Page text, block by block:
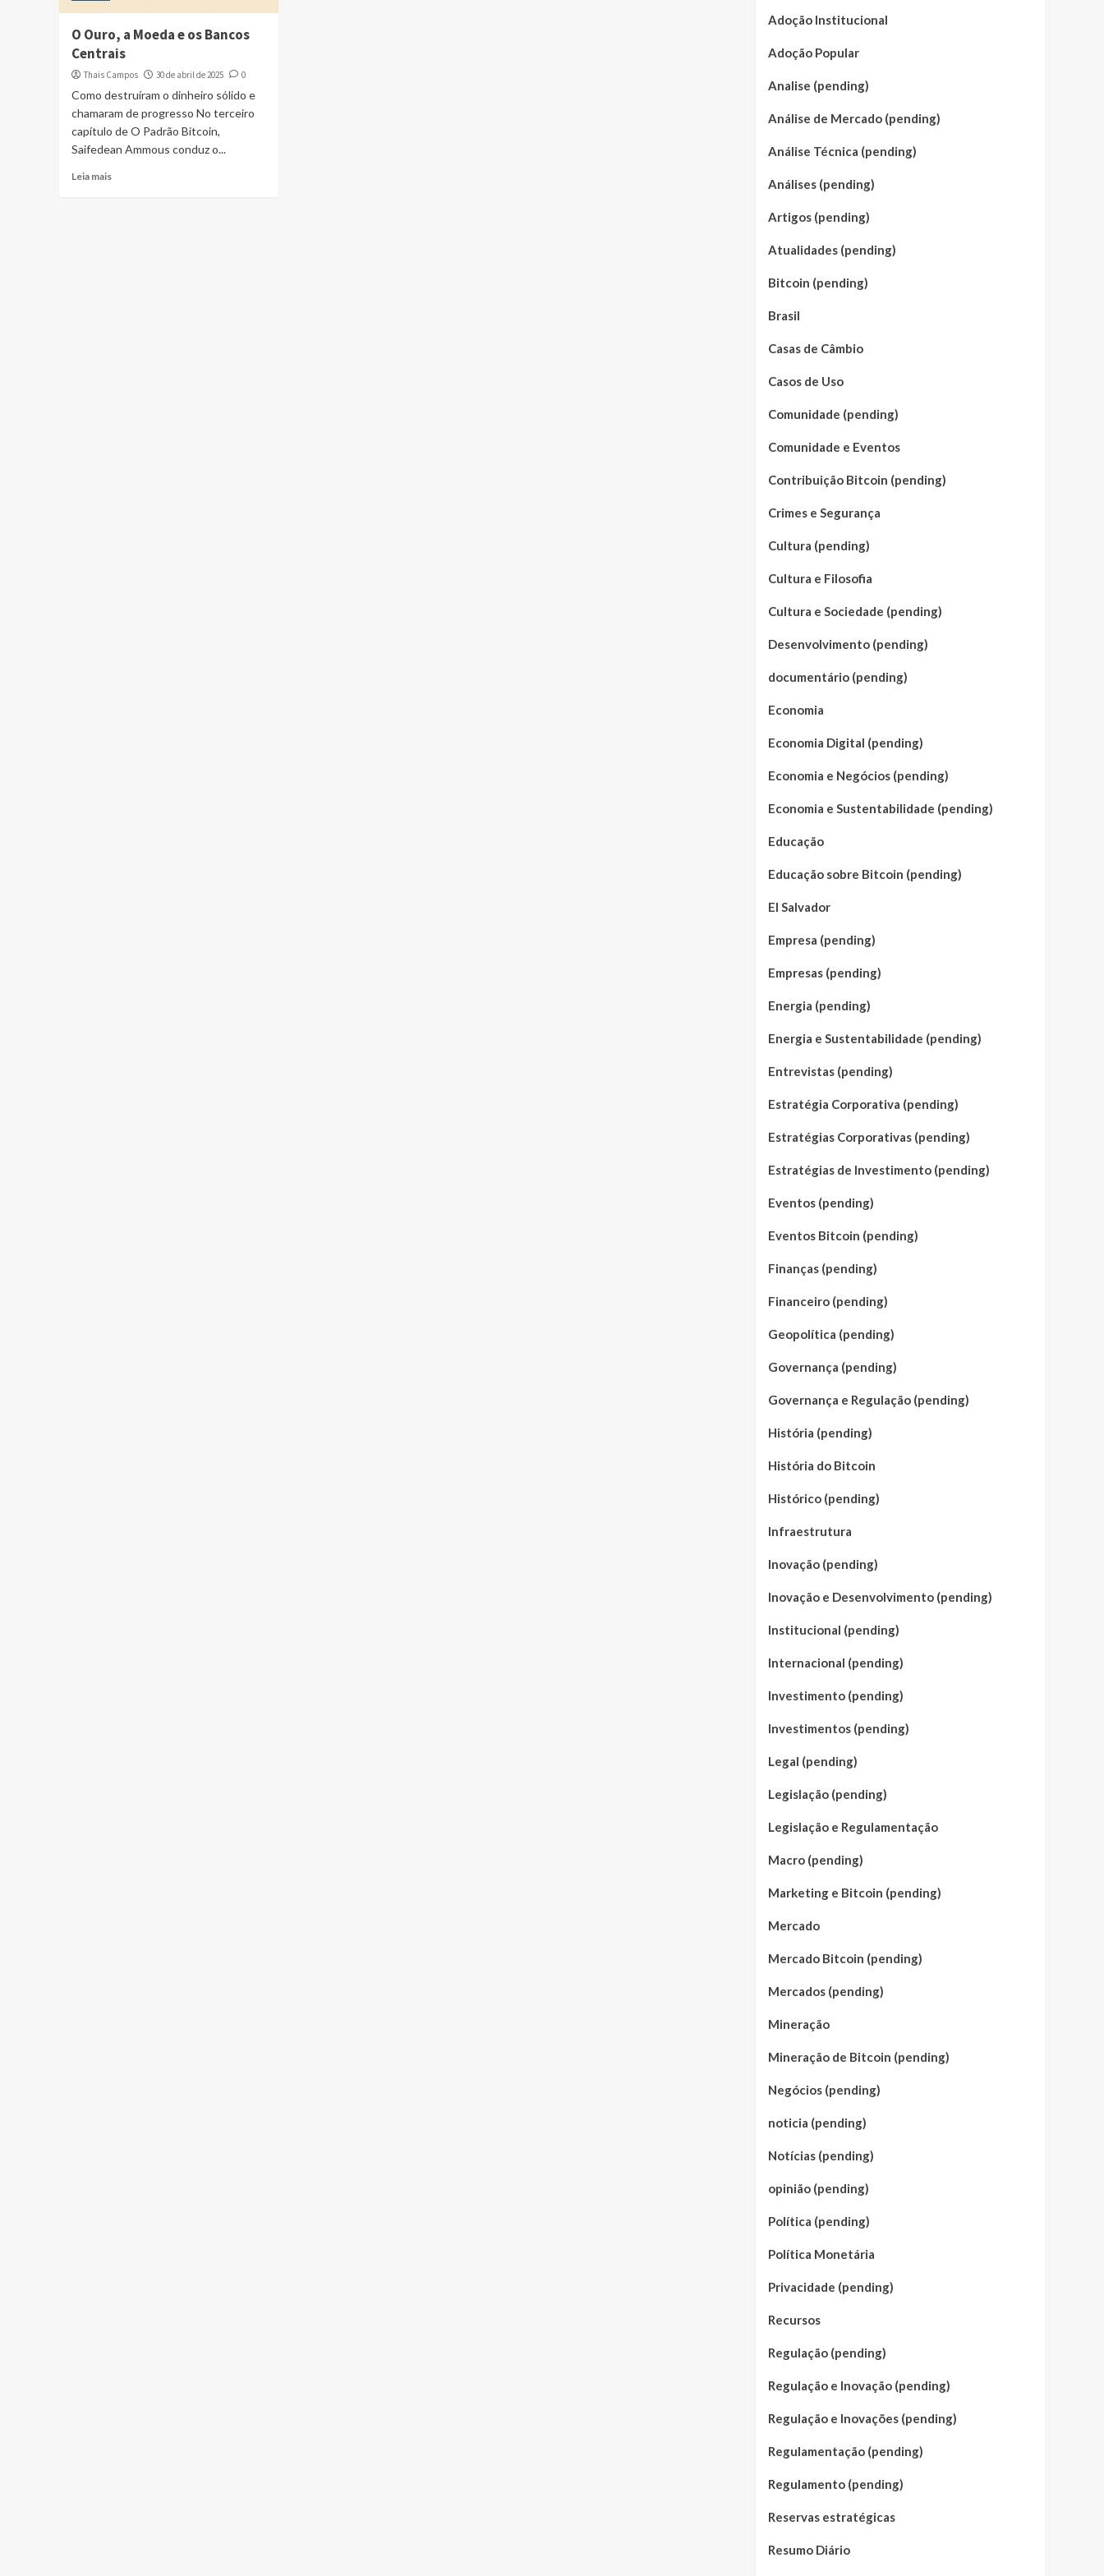
O Ouro, a Moeda e os Bancos
Centrais
Thais Campos 30 de abril de 2025 0
Como destruíram o dinheiro sólido e
chamaram de progresso No terceiro
capítulo de O Padrão Bitcoin,
Saifedean Ammous conduz o...
Leia mais
Adoção Institucional
Adoção Popular
Analise (pending)
Análise de Mercado (pending)
Análise Técnica (pending)
Análises (pending)
Artigos (pending)
Atualidades (pending)
Bitcoin (pending)
Brasil
Casas de Câmbio
Casos de Uso
Comunidade (pending)
Comunidade e Eventos
Contribuição Bitcoin (pending)
Crimes e Segurança
Cultura (pending)
Cultura e Filosofia
Cultura e Sociedade (pending)
Desenvolvimento (pending)
documentário (pending)
Economia
Economia Digital (pending)
Economia e Negócios (pending)
Economia e Sustentabilidade (pending)
Educação
Educação sobre Bitcoin (pending)
El Salvador
Empresa (pending)
Empresas (pending)
Energia (pending)
Energia e Sustentabilidade (pending)
Entrevistas (pending)
Estratégia Corporativa (pending)
Estratégias Corporativas (pending)
Estratégias de Investimento (pending)
Eventos (pending)
Eventos Bitcoin (pending)
Finanças (pending)
Financeiro (pending)
Geopolítica (pending)
Governança (pending)
Governança e Regulação (pending)
História (pending)
História do Bitcoin
Histórico (pending)
Infraestrutura
Inovação (pending)
Inovação e Desenvolvimento (pending)
Institucional (pending)
Internacional (pending)
Investimento (pending)
Investimentos (pending)
Legal (pending)
Legislação (pending)
Legislação e Regulamentação
Macro (pending)
Marketing e Bitcoin (pending)
Mercado
Mercado Bitcoin (pending)
Mercados (pending)
Mineração
Mineração de Bitcoin (pending)
Negócios (pending)
noticia (pending)
Notícias (pending)
opinião (pending)
Política (pending)
Política Monetária
Privacidade (pending)
Recursos
Regulação (pending)
Regulação e Inovação (pending)
Regulação e Inovações (pending)
Regulamentação (pending)
Regulamento (pending)
Reservas estratégicas
Resumo Diário